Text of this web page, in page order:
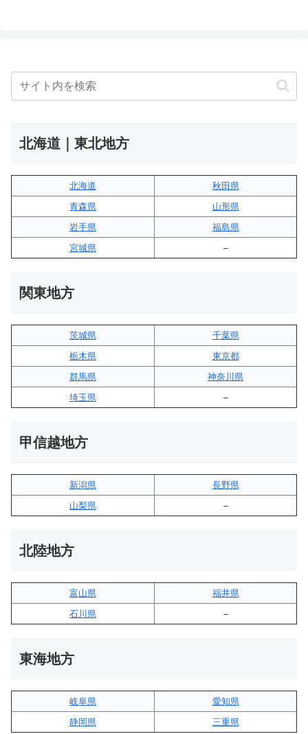
北海道｜東北地方
北海道
秋田県
青森県
山形県
岩手県
福島県
宮城県
–
関東地方
茨城県
千葉県
栃木県
東京都
群馬県
神奈川県
埼玉県
–
甲信越地方
新潟県
長野県
山梨県
–
北陸地方
富山県
福井県
石川県
–
東海地方
岐阜県
愛知県
静岡県
三重県